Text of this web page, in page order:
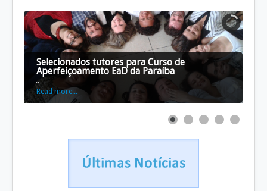
Selecionados tutores para Curso de
Aperfeiçoamento EaD da Paraíba
...
Read more...